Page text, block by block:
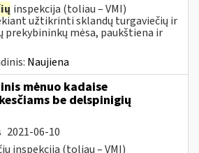
inspekcija (toliau – VMI)
užtikrinti sklandų turgaviečių ir
prekybininkų mėsa, paukštiena ir
Naujiena
mėnuo kadaise
be delspinigių
2021-06-10
inspekcija (toliau – VMI)